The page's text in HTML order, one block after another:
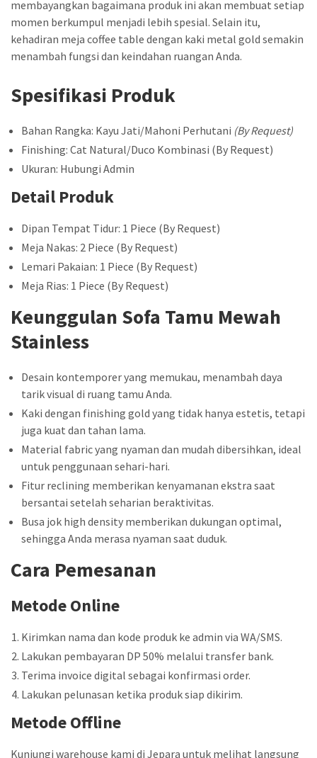
membayangkan bagaimana produk ini akan membuat setiap
momen berkumpul menjadi lebih spesial. Selain itu,
kehadiran meja coffee table dengan kaki metal gold semakin
menambah fungsi dan keindahan ruangan Anda.
Spesifikasi Produk
Bahan Rangka: Kayu Jati/Mahoni Perhutani (By Request)
Finishing: Cat Natural/Duco Kombinasi (By Request)
Ukuran: Hubungi Admin
Detail Produk
Dipan Tempat Tidur: 1 Piece (By Request)
Meja Nakas: 2 Piece (By Request)
Lemari Pakaian: 1 Piece (By Request)
Meja Rias: 1 Piece (By Request)
Keunggulan Sofa Tamu Mewah
Stainless
Desain kontemporer yang memukau, menambah daya
tarik visual di ruang tamu Anda.
Kaki dengan finishing gold yang tidak hanya estetis, tetapi
juga kuat dan tahan lama.
Material fabric yang nyaman dan mudah dibersihkan, ideal
untuk penggunaan sehari-hari.
Fitur reclining memberikan kenyamanan ekstra saat
bersantai setelah seharian beraktivitas.
Busa jok high density memberikan dukungan optimal,
sehingga Anda merasa nyaman saat duduk.
Cara Pemesanan
Metode Online
Kirimkan nama dan kode produk ke admin via WA/SMS.
Lakukan pembayaran DP 50% melalui transfer bank.
Terima invoice digital sebagai konfirmasi order.
Lakukan pelunasan ketika produk siap dikirim.
Metode Offline
Kunjungi warehouse kami di Jepara untuk melihat langsung